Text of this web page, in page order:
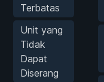
Terbatas
Unit yang
Tidak
Dapat
Diserang